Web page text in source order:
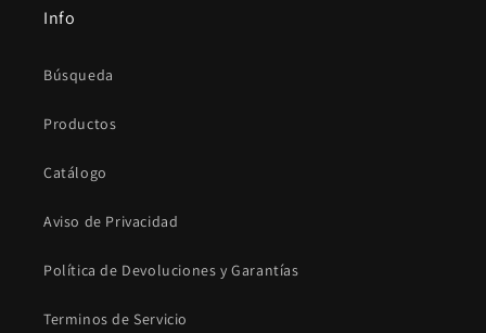
Info
Búsqueda
Productos
Catálogo
Aviso de Privacidad
Política de Devoluciones y Garantías
Terminos de Servicio